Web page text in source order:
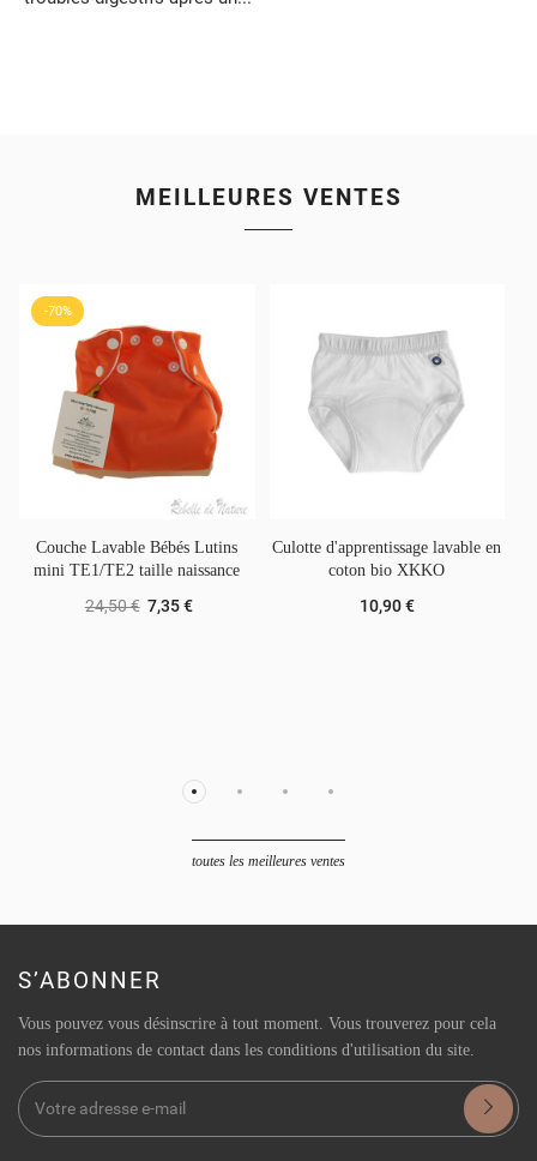
MEILLEURES VENTES
-70%
Couche Lavable Bébés Lutins
mini TE1/TE2 taille naissance
24,50 € 7,35 €
Culotte d'apprentissage lavable en
coton bio XKKO
10,90 €
toutes les meilleures ventes
S’ABONNER
Vous pouvez vous désinscrire à tout moment. Vous trouverez pour cela
nos informations de contact dans les conditions d'utilisation du site.